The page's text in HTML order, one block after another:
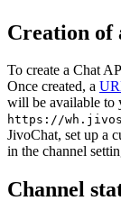
Creation of
To create a Chat
Once created, a
will be available to
https://
JivoChat, set up a
in the channel
Channel